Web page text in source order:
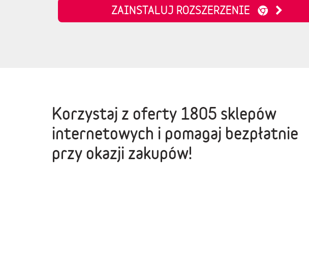
ZAINSTALUJ ROZSZERZENIE
Korzystaj z oferty 1805 sklepów
internetowych i pomagaj bezpłatnie
przy okazji zakupów!